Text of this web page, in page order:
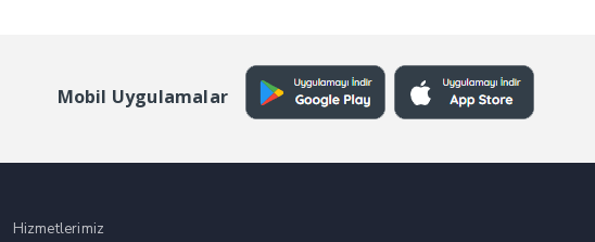
Mobil Uygulamalar
Hizmetlerimiz